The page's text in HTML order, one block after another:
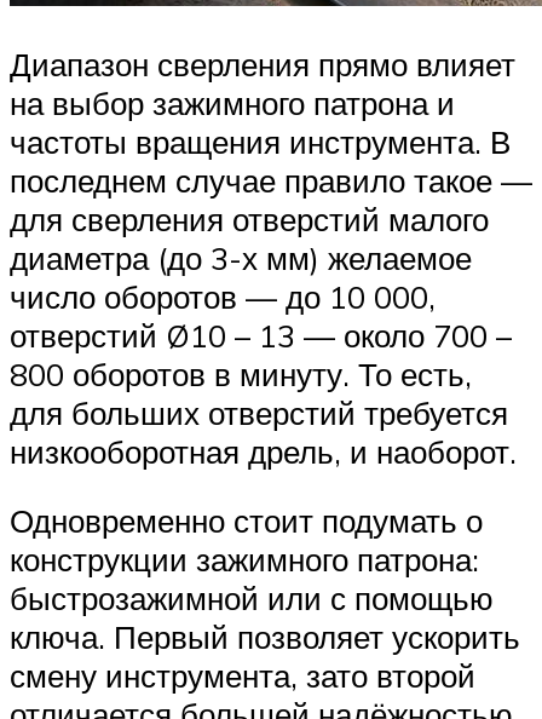
Диапазон сверления прямо влияет
на выбор зажимного патрона и
частоты вращения инструмента. В
последнем случае правило такое —
для сверления отверстий малого
диаметра (до 3-х мм) желаемое
число оборотов — до 10 000,
отверстий Ø10 – 13 — около 700 –
800 оборотов в минуту. То есть,
для больших отверстий требуется
низкооборотная дрель, и наоборот.
Одновременно стоит подумать о
конструкции зажимного патрона:
быстрозажимной или с помощью
ключа. Первый позволяет ускорить
смену инструмента, зато второй